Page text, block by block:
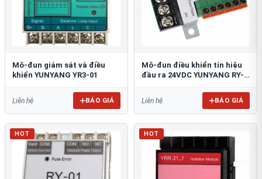
Mô-đun giám sát và điều
khiển YUNYANG YR3-01
Liên hệ BÁO GIÁ
Mô-đun điều khiển tín hiệu
đầu ra 24VDC YUNYANG RY-
Liên hệ BÁO GIÁ
HOT HOT